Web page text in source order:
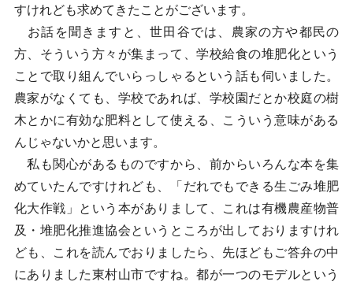
すけれども求めてきたことがございます。
お話を聞きますと、世田谷では、農家の方や都民の
方、そういう方々が集まって、学校給食の堆肥化という
ことで取り組んでいらっしゃるという話も伺いました。
農家がなくても、学校であれば、学校園だとか校庭の樹
木とかに有効な肥料として使える、こういう意味がある
んじゃないかと思います。
私も関心があるものですから、前からいろんな本を集
めていたんですけれども、「だれでもできる生ごみ堆肥
化大作戦」という本がありまして、これは有機農産物普
及・堆肥化推進協会というところが出しておりますけれ
ども、これを読んでおりましたら、先ほどもご答弁の中
にありました東村山市ですね。都が一つのモデルという